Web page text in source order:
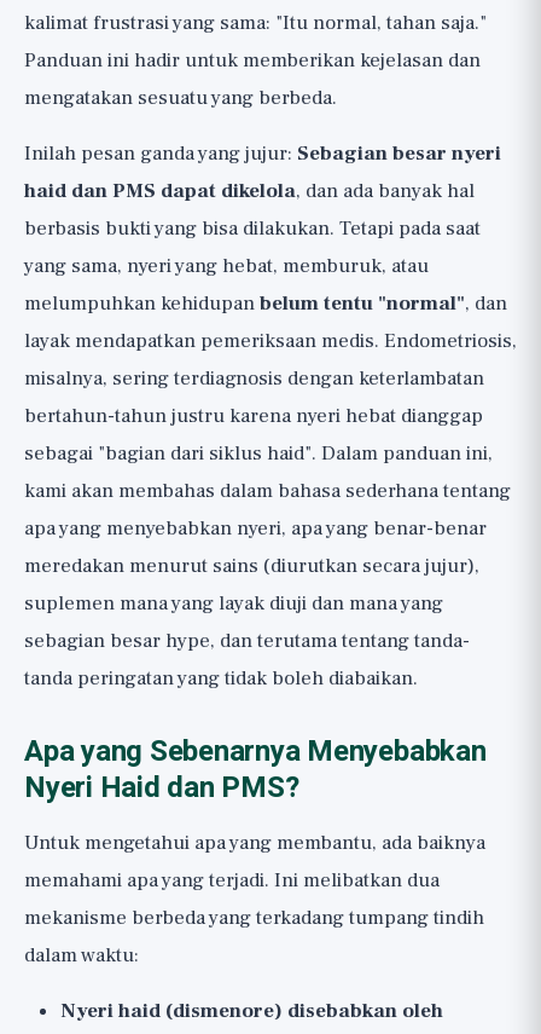
Bergerak
Gaya Hidup yang Mengurangi Gejala
Sepanjang Siklus
Peringkat Bukti 🟡
Tanda Peringatan: Kapan Nyeri Haid
Intinya dan Daftar Periksa Praktis
kalimat frustrasi yang sama: "Itu normal, tahan saja."
Panduan ini hadir untuk memberikan kejelasan dan
mengatakan sesuatu yang berbeda.
Inilah pesan ganda yang jujur: Sebagian besar nyeri
haid dan PMS dapat dikelola, dan ada banyak hal
berbasis bukti yang bisa dilakukan. Tetapi pada saat
yang sama, nyeri yang hebat, memburuk, atau
melumpuhkan kehidupanbelum tentu "normal", dan
layak mendapatkan pemeriksaan medis. Endometriosis,
misalnya, sering terdiagnosis dengan keterlambatan
bertahun-tahun justru karena nyeri hebat dianggap
sebagai "bagian dari siklus haid". Dalam panduan ini,
kami akan membahas dalam bahasa sederhana tentang
apa yang menyebabkan nyeri, apa yang benar-benar
meredakan menurut sains (diurutkan secara jujur),
suplemen mana yang layak diuji dan mana yang
sebagian besar hype, dan terutama tentang tanda-
tanda peringatan yang tidak boleh diabaikan.
Apa yang Sebenarnya Menyebabkan
Nyeri Haid dan PMS?
Untuk mengetahui apa yang membantu, ada baiknya
memahami apa yang terjadi. Ini melibatkan dua
mekanisme berbeda yang terkadang tumpang tindih
dalam waktu:
Nyeri haid (dismenore) disebabkan oleh